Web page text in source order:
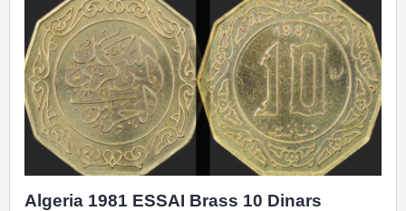
Algeria 1981 ESSAI Brass 10 Dinars